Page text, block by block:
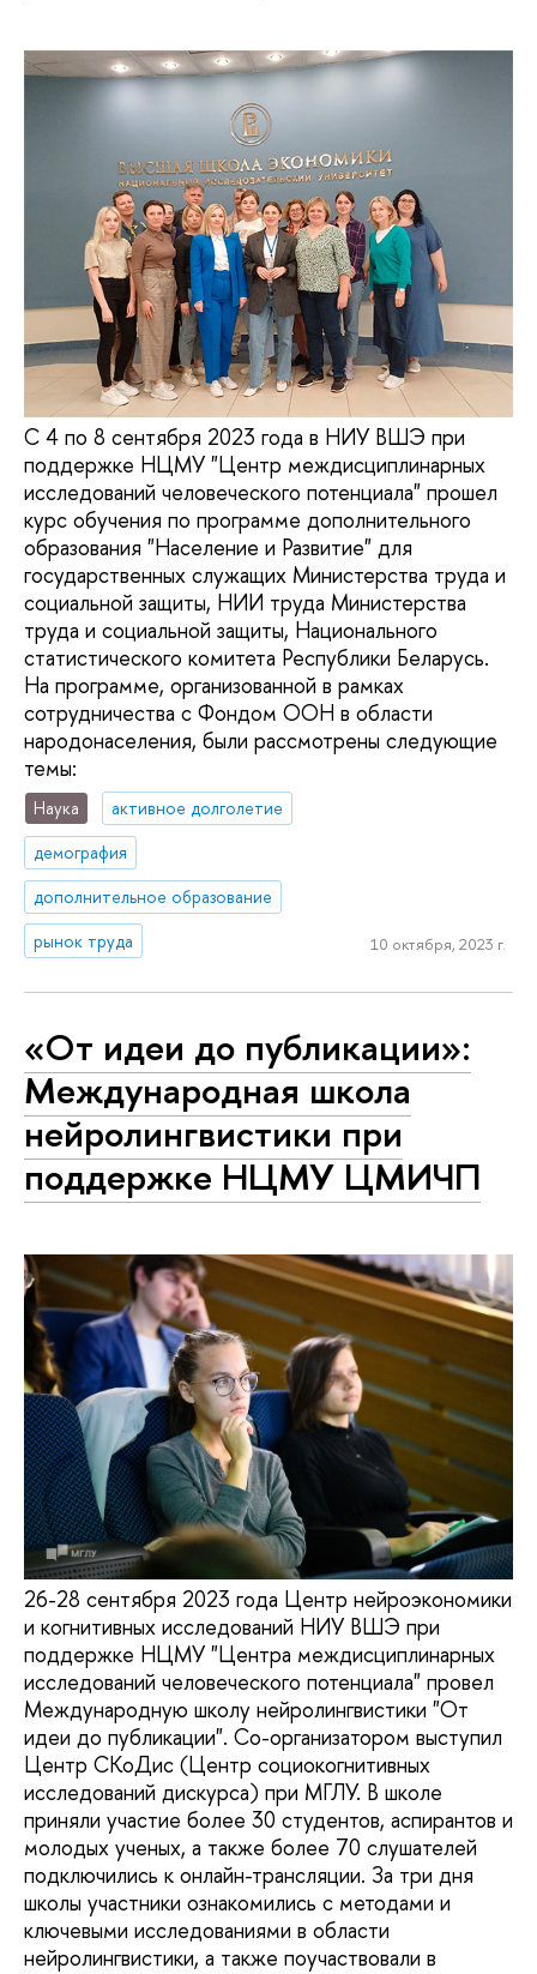
С 4 по 8 сентября 2023 года в НИУ ВШЭ при
поддержке НЦМУ "Центр междисциплинарных
исследований человеческого потенциала" прошел
курс обучения по программе дополнительного
образования "Население и Развитие" для
государственных служащих Министерства труда и
социальной защиты, НИИ труда Министерства
труда и социальной защиты, Национального
статистического комитета Республики Беларусь.
На программе, организованной в рамках
сотрудничества с Фондом ООН в области
народонаселения, были рассмотрены следующие
темы:
Наука
активное долголетие
демография
дополнительное образование
рынок труда
10 октября, 2023 г.
«От идеи до публикации»:
Международная школа
нейролингвистики при
поддержке НЦМУ ЦМИЧП
26-28 сентября 2023 года Центр нейроэкономики
и когнитивных исследований НИУ ВШЭ при
поддержке НЦМУ "Центра междисциплинарных
исследований человеческого потенциала" провел
Международную школу нейролингвистики "От
идеи до публикации". Со-организатором выступил
Центр СКоДис (Центр социокогнитивных
исследований дискурса) при МГЛУ. В школе
приняли участие более 30 студентов, аспирантов и
молодых ученых, а также более 70 слушателей
подключились к онлайн-трансляции. За три дня
школы участники ознакомились с методами и
ключевыми исследованиями в области
нейролингвистики, а также поучаствовали в